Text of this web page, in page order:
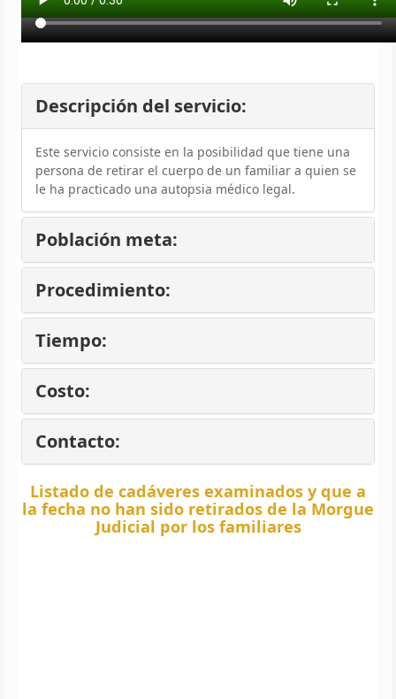
Descripción del servicio:
Este servicio consiste en la posibilidad que tiene una
persona de retirar el cuerpo de un familiar a quien se
le ha practicado una autopsia médico legal.
Población meta:
Procedimiento:
Tiempo:
Costo:
Contacto:
Listado de cadáveres examinados y que a
la fecha no han sido retirados de la Morgue
Judicial por los familiares